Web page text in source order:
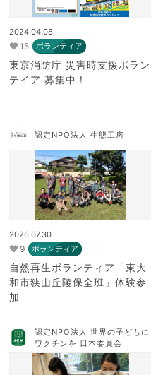
2024.04.08
15 ボランティア
東京消防庁 災害時支援ボラン
テイア 募集中！
認定NPO法人 生態工房
2026.07.30
9 ボランティア
自然再生ボランティア「東大
和市狭山丘陵保全班」体験参
加
認定NPO法人 世界の子どもに
ワクチンを 日本委員会